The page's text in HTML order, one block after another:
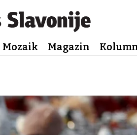
Mozaik Magazin